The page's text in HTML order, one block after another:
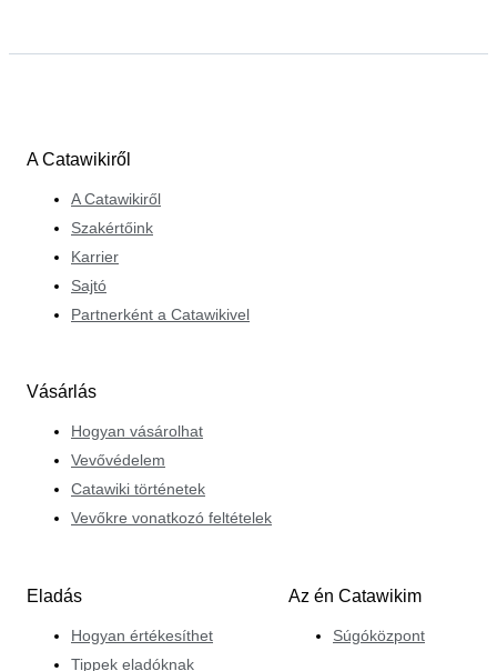
A Catawikiről
A Catawikiről
Szakértőink
Karrier
Sajtó
Partnerként a Catawikivel
Vásárlás
Hogyan vásárolhat
Vevővédelem
Catawiki történetek
Vevőkre vonatkozó feltételek
Eladás
Hogyan értékesíthet
Tippek eladóknak
Az én Catawikim
Súgóközpont